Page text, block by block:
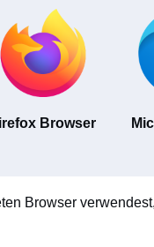
Browser
Browser